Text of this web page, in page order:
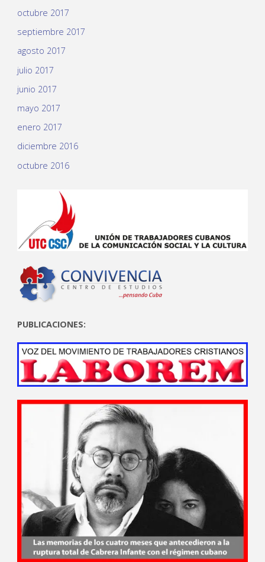
octubre 2017
septiembre 2017
agosto 2017
julio 2017
junio 2017
mayo 2017
enero 2017
diciembre 2016
octubre 2016
PUBLICACIONES: